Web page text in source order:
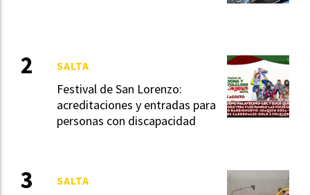
Festival de San Lorenzo:
acreditaciones y entradas para
personas con discapacidad
SALTA
SALTA